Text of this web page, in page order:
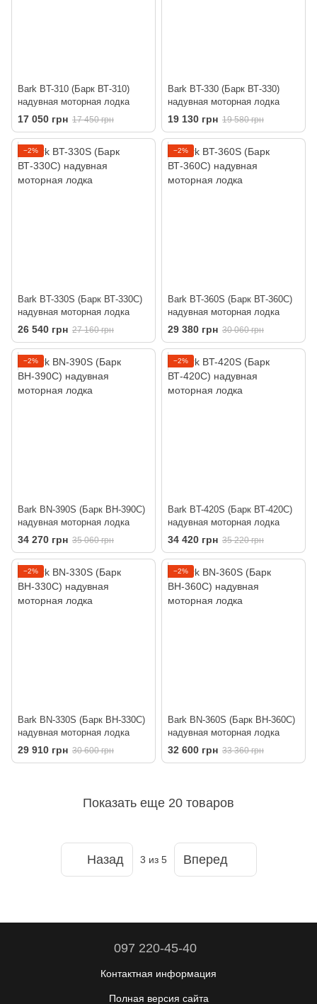
Bark BT-310 (Барк ВТ-310)
надувная моторная лодка
17 050 грн 17 450 грн
Bark BT-330 (Барк ВТ-330)
надувная моторная лодка
19 130 грн 19 580 грн
−2%
Bark BT-330S (Барк ВТ-330С)
надувная моторная лодка
26 540 грн 27 160 грн
−2%
Bark BT-360S (Барк ВТ-360С)
надувная моторная лодка
29 380 грн 30 060 грн
−2%
Bark BN-390S (Барк ВН-390С)
надувная моторная лодка
34 270 грн 35 060 грн
−2%
Bark BT-420S (Барк ВТ-420С)
надувная моторная лодка
34 420 грн 35 220 грн
−2%
Bark BN-330S (Барк ВН-330С)
надувная моторная лодка
29 910 грн 30 600 грн
−2%
Bark BN-360S (Барк ВН-360С)
надувная моторная лодка
32 600 грн 33 360 грн
Показать еще 20 товаров
Назад 3 из 5 Вперед
097 220-45-40
Контактная информация
Полная версия сайта